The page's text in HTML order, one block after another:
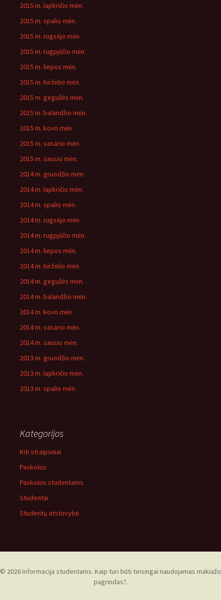
2015 m. lapkričio mėn.
2015 m. spalio mėn.
2015 m. rugsėjo mėn.
2015 m. rugpjūčio mėn.
2015 m. liepos mėn.
2015 m. birželio mėn.
2015 m. gegužės mėn.
2015 m. balandžio mėn.
2015 m. kovo mėn.
2015 m. vasario mėn.
2015 m. sausio mėn.
2014 m. gruodžio mėn.
2014 m. lapkričio mėn.
2014 m. spalio mėn.
2014 m. rugsėjo mėn.
2014 m. rugpjūčio mėn.
2014 m. liepos mėn.
2014 m. birželio mėn.
2014 m. gegužės mėn.
2014 m. balandžio mėn.
2014 m. kovo mėn.
2014 m. vasario mėn.
2014 m. sausio mėn.
2013 m. gruodžio mėn.
2013 m. lapkričio mėn.
2013 m. spalio mėn.
Kategorijos
Kiti straipsniai
Paskolos
Paskolos studentams
Studentai
Studentų atstovybė
© 2026 Informacija studentams. Kaip turi būti teisingai naudojamas makiažo
pagrindas?.